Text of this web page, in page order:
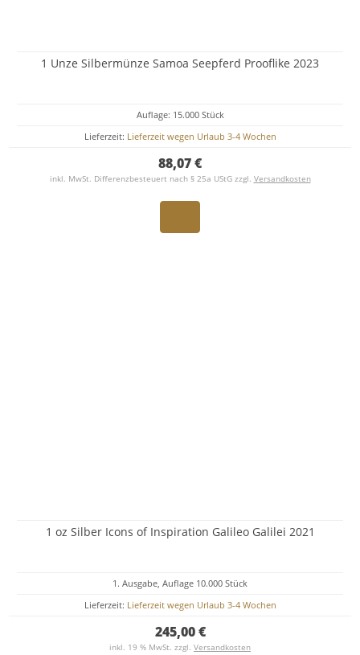
1 Unze Silbermünze Samoa Seepferd Prooflike 2023
Auflage: 15.000 Stück
Lieferzeit: Lieferzeit wegen Urlaub 3-4 Wochen
88,07 €
inkl. MwSt. Differenzbesteuert nach § 25a UStG zzgl. Versandkosten
1 oz Silber Icons of Inspiration Galileo Galilei 2021
1. Ausgabe, Auflage 10.000 Stück
Lieferzeit: Lieferzeit wegen Urlaub 3-4 Wochen
245,00 €
inkl. 19 % MwSt. zzgl. Versandkosten